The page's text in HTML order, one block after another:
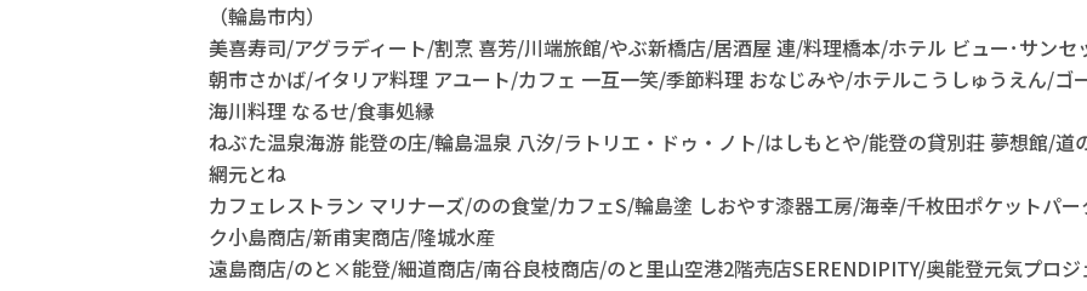
（輪島市内）
美喜寿司/アグラディート/割烹 喜芳/川端旅館/やぶ新橋店/居酒屋 連/料理橋本/ホテル ビュー･サン
朝市さかば/イタリア料理 アユート/カフェ 一互一笑/季節料理 おなじみや/ホテルこうしゅうえん/
海川料理 なるせ/食事処縁
ねぶた温泉海游 能登の庄/輪島温泉 八汐/ラトリエ・ドゥ・ノト/はしもとや/能登の貸別荘 夢想館/
網元とね
カフェレストラン マリナーズ/のの食堂/カフェS/輪島塗 しおやす漆器工房/海幸/千枚田ポケットパ
ク小島商店/新甫実商店/隆城水産
遠島商店/のと×能登/細道商店/南谷良枝商店/のと里山空港2階売店SERENDIPITY/奥能登元気プロジ